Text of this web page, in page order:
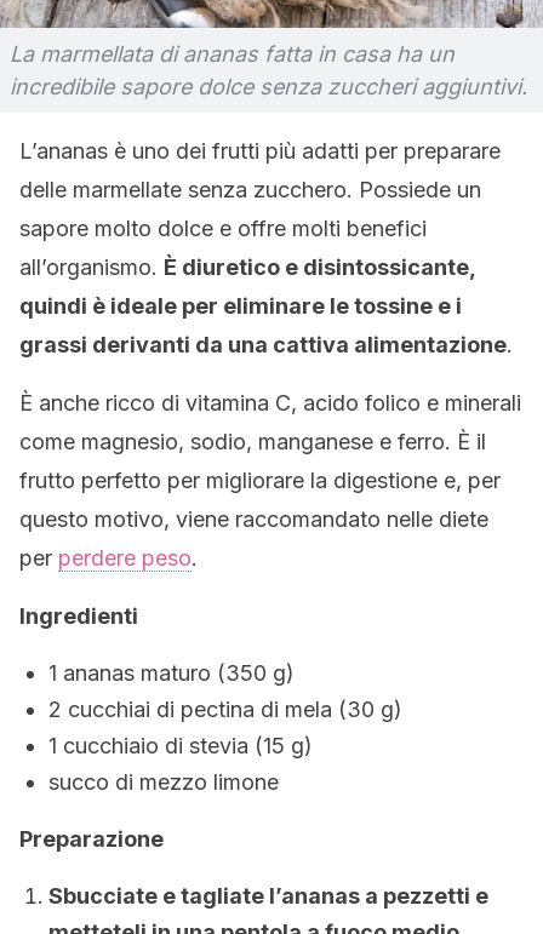
La marmellata di ananas fatta in casa ha un
incredibile sapore dolce senza zuccheri aggiuntivi.
L’ananas è uno dei frutti più adatti per preparare
delle marmellate senza zucchero. Possiede un
sapore molto dolce e offre molti benefici
all’organismo. È diuretico e disintossicante,
quindi è ideale per eliminare le tossine e i
grassi derivanti da una cattiva alimentazione.
È anche ricco di vitamina C, acido folico e minerali
come magnesio, sodio, manganese e ferro. È il
frutto perfetto per migliorare la digestione e, per
questo motivo, viene raccomandato nelle diete
per perdere peso.
Ingredienti
1 ananas maturo (350 g)
2 cucchiai di pectina di mela (30 g)
1 cucchiaio di stevia (15 g)
succo di mezzo limone
Preparazione
Sbucciate e tagliate l’ananas a pezzetti e